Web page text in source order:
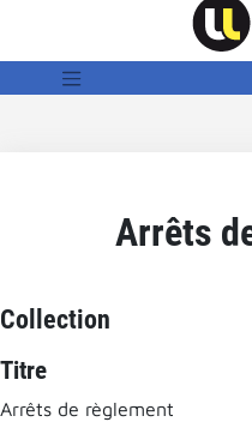
Arrêts
Collection
Titre
Arrêts de règlement